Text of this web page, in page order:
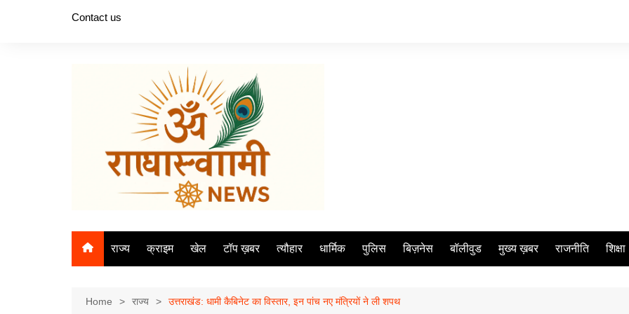
Contact us
राज्य क्राइम खेल टॉप ख़बर त्यौहार धार्मिक पुलिस बिज़नेस बॉलीवुड मुख्य ख़बर राजनीति शिक्षा
Home राज्य उत्तराखंड: धामी कैबिनेट का विस्तार, इन पांच नए मंत्रियों ने ली शपथ